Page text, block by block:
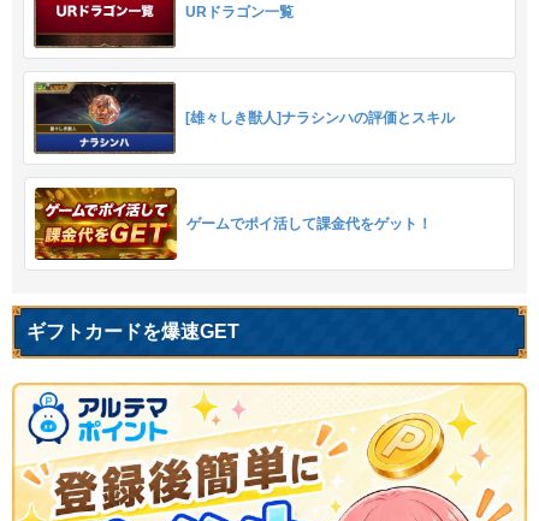
URドラゴン一覧
[雄々しき獣人]ナラシンハの評価とスキル
ゲームでポイ活して課金代をゲット！
ギフトカードを爆速GET